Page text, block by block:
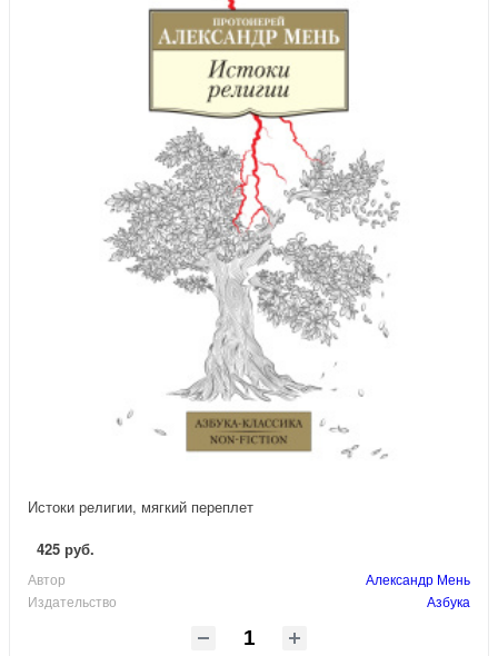
Истоки религии, мягкий переплет
425 руб.
Автор
Александр Мень
Издательство
Азбука